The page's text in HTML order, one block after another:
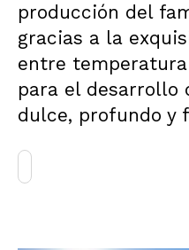
producción del
gracias a la
entre
para el desarrollo
dulce, profundo y